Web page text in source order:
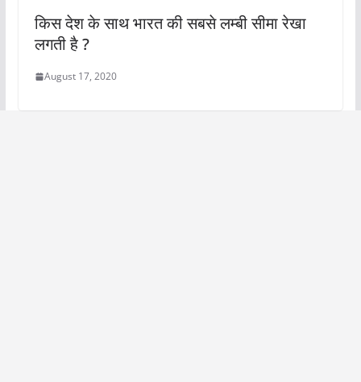
किस देश के साथ भारत की सबसे लम्बी सीमा रेखा
लगती है ?
August 17, 2020